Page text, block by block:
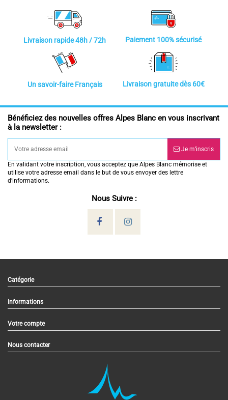
Livraison rapide 48h / 72h Paiement 100% sécurisé
Un savoir-faire Français Livraison gratuite dès 60€
Bénéficiez des nouvelles offres Alpes Blanc en vous inscrivant
à la newsletter :
Je m’inscris
En validant votre inscription, vous acceptez que Alpes Blanc mémorise et
utilise votre adresse email dans le but de vous envoyer des lettre
d’informations.
Nous Suivre :
Catégorie
Informations
Votre compte
Nous contacter